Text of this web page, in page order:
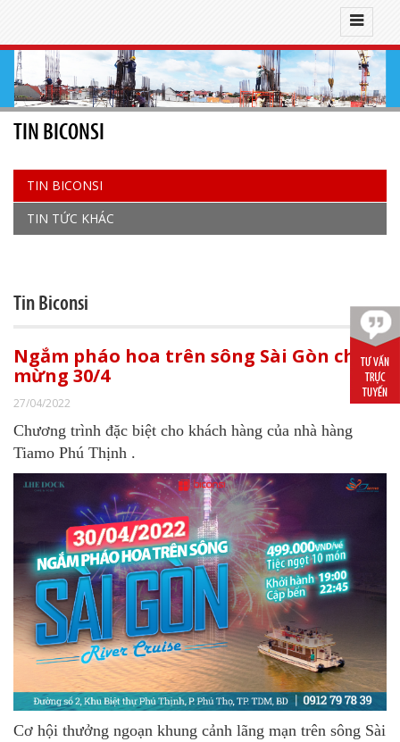
TIN BICONSI
TIN BICONSI
TIN TỨC KHÁC
Tin Biconsi
Ngắm pháo hoa trên sông Sài Gòn chào
mừng 30/4
27/04/2022
Chương trình đặc biệt cho khách hàng của nhà hàng
Tiamo Phú Thịnh .
Cơ hội thưởng ngoạn khung cảnh lãng mạn trên sông Sài